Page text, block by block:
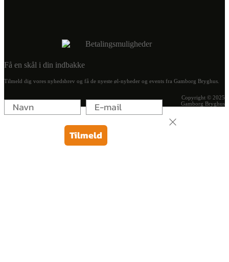
Få en skål i din indbakke
Tilmeld dig vores nyhedsbrev og få de nyeste øl-nyheder og events fra Gamborg Bryghus.
Tilmeld
Copyright © 2025
Gamborg Bryghus